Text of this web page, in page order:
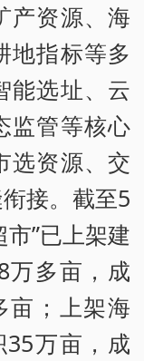
产资源、海
地指标等多
能选址、云
监管等核心
选资源、交
接。截至5
”已上架建
万多亩，成
亩；上架海
万亩，成